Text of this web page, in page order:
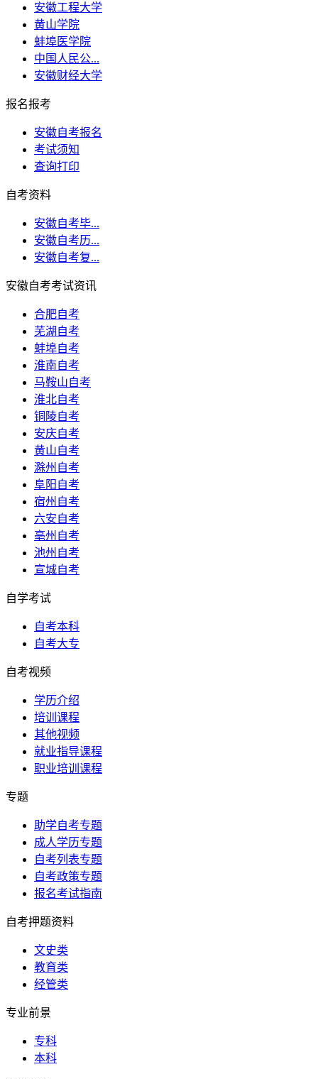
安徽工程大学
黄山学院
蚌埠医学院
中国人民公...
安徽财经大学
报名报考
安徽自考报名
考试须知
查询打印
自考资料
安徽自考毕...
安徽自考历...
安徽自考复...
安徽自考考试资讯
合肥自考
芜湖自考
蚌埠自考
淮南自考
马鞍山自考
淮北自考
铜陵自考
安庆自考
黄山自考
滁州自考
阜阳自考
宿州自考
六安自考
亳州自考
池州自考
宣城自考
自学考试
自考本科
自考大专
自考视频
学历介绍
培训课程
其他视频
就业指导课程
职业培训课程
专题
助学自考专题
成人学历专题
自考列表专题
自考政策专题
报名考试指南
自考押题资料
文史类
教育类
经管类
专业前景
专科
本科